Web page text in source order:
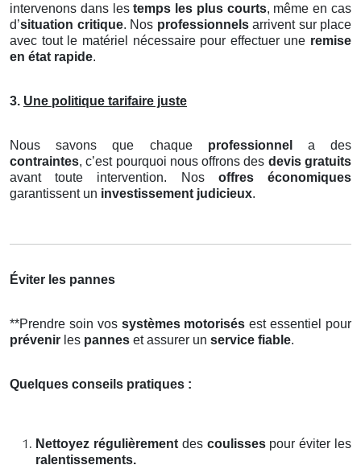
intervenons dans lestemps les plus courts, même en cas
d’situation critique. Nos professionnelsarrivent sur place
avec tout le matériel nécessaire pour effectuer une remise
en état rapide.
3. Une politique tarifaire juste
Nous savons que chaque professionnel
a des
contraintes, c’est pourquoi nous offrons des devis gratuits
avant toute intervention. Nos offres économiques
garantissent un investissement judicieux.
Éviter les pannes
**Prendre soin vos systèmes motorisés est essentiel pour
prévenir les pannes et assurer un service fiable.
Quelques conseils pratiques :
Nettoyez régulièrementdes coulissespour éviter les
ralentissements.